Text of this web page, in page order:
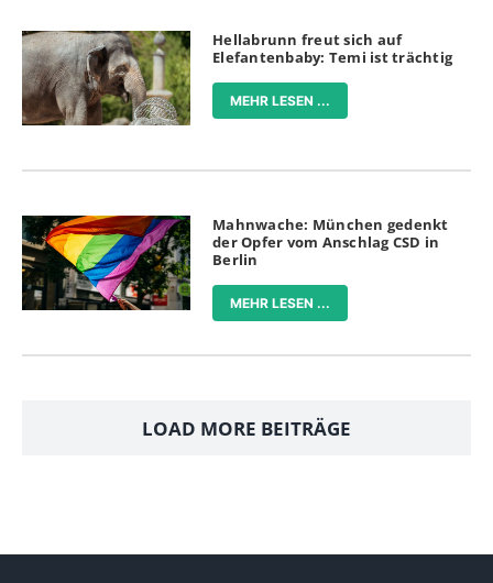
Hellabrunn freut sich auf
Elefantenbaby: Temi ist trächtig
MEHR LESEN ...
Mahnwache: München gedenkt
der Opfer vom Anschlag CSD in
Berlin
MEHR LESEN ...
LOAD MORE BEITRÄGE